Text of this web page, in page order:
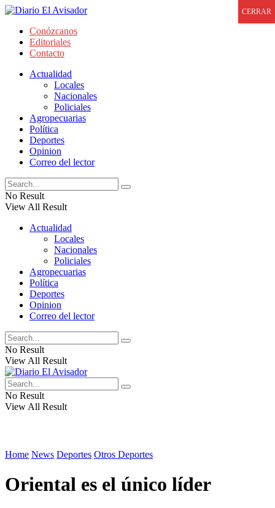
Conózcanos
Editoriales
Contacto
Actualidad
Locales
Nacionales
Policiales
Agropecuarias
Política
Deportes
Opinion
Correo del lector
No Result
View All Result
Actualidad
Locales
Nacionales
Policiales
Agropecuarias
Política
Deportes
Opinion
Correo del lector
No Result
View All Result
No Result
View All Result
Home News Deportes Otros Deportes
Oriental es el único líder
CERRAR